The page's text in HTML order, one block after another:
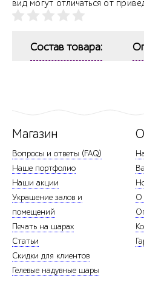
вид могут отличаться от
Состав товара:
Магазин
Вопросы и ответы (FAQ)
Наше портфолио
Наши акции
Украшение залов и
помещений
Печать на шарах
Статьи
Скидки для клиентов
Гелевые надувные шары
О